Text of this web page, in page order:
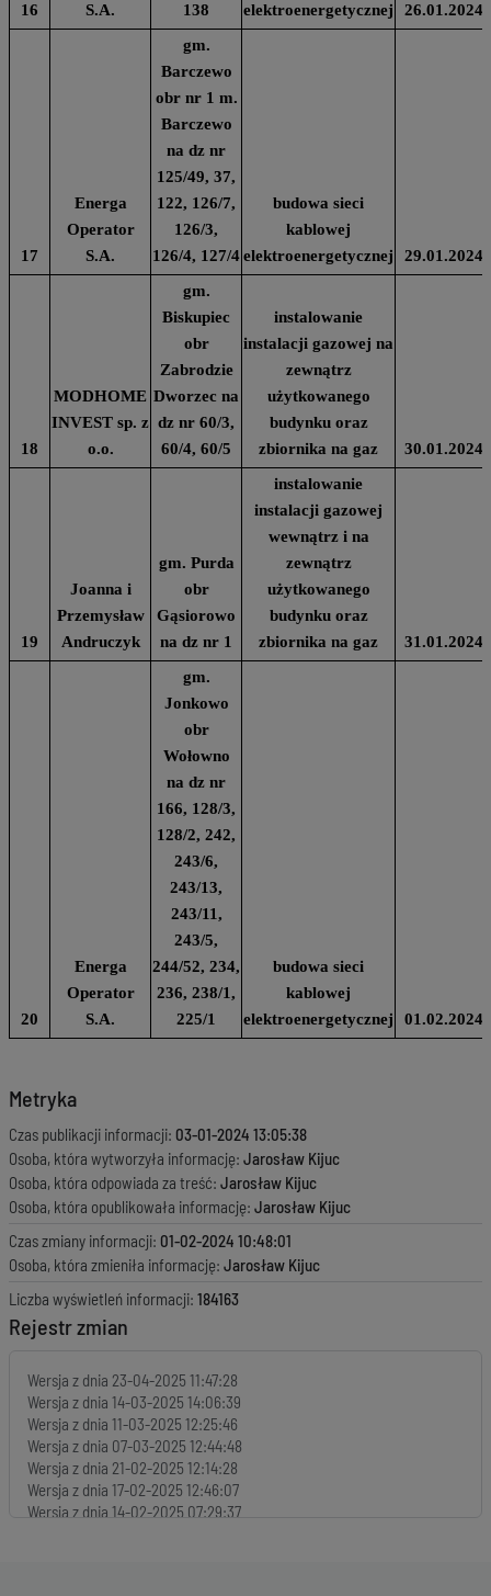
16
S.A.
138
elektroenergetycznej
26.01.2024
17
Energa
Operator
S.A.
gm.
Barczewo
obr nr 1 m.
Barczewo
na dz nr
125/49, 37,
122, 126/7,
126/3,
126/4, 127/4
budowa sieci
kablowej
elektroenergetycznej
29.01.2024
18
MODHOME
INVEST sp. z
o.o.
gm.
Biskupiec
obr
Zabrodzie
Dworzec na
dz nr 60/3,
60/4, 60/5
instalowanie
instalacji gazowej na
zewnątrz
użytkowanego
budynku oraz
zbiornika na gaz
30.01.2024
19
Joanna i
Przemysław
Andruczyk
gm. Purda
obr
Gąsiorowo
na dz nr 1
instalowanie
instalacji gazowej
wewnątrz i na
zewnątrz
użytkowanego
budynku oraz
zbiornika na gaz
31.01.2024
20
Energa
Operator
S.A.
gm.
Jonkowo
obr
Wołowno
na dz nr
166, 128/3,
128/2, 242,
243/6,
243/13,
243/11,
243/5,
244/52, 234,
236, 238/1,
225/1
budowa sieci
kablowej
elektroenergetycznej
01.02.2024
Metryka
Czas publikacji informacji: 03-01-2024 13:05:38
Osoba, która wytworzyła informację: Jarosław Kijuc
Osoba, która odpowiada za treść: Jarosław Kijuc
Osoba, która opublikowała informację: Jarosław Kijuc
Czas zmiany informacji: 01-02-2024 10:48:01
Osoba, która zmieniła informację: Jarosław Kijuc
Liczba wyświetleń informacji: 184163
Rejestr zmian
Wersja z dnia 23-04-2025 11:47:28
Wersja z dnia 14-03-2025 14:06:39
Wersja z dnia 11-03-2025 12:25:46
Wersja z dnia 07-03-2025 12:44:48
Wersja z dnia 21-02-2025 12:14:28
Wersja z dnia 17-02-2025 12:46:07
Wersja z dnia 14-02-2025 07:29:37